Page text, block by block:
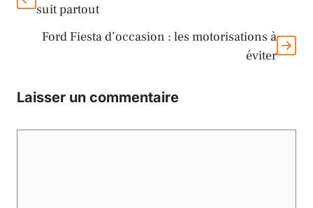
suit partout
Ford Fiesta d’occasion : les motorisations à
éviter
Laisser un commentaire